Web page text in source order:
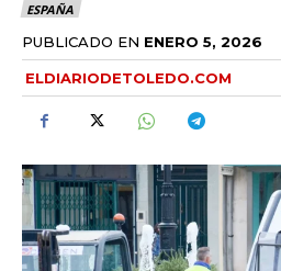
ESPAÑA
PUBLICADO EN ENERO 5, 2026
ELDIARIODETOLEDO.COM